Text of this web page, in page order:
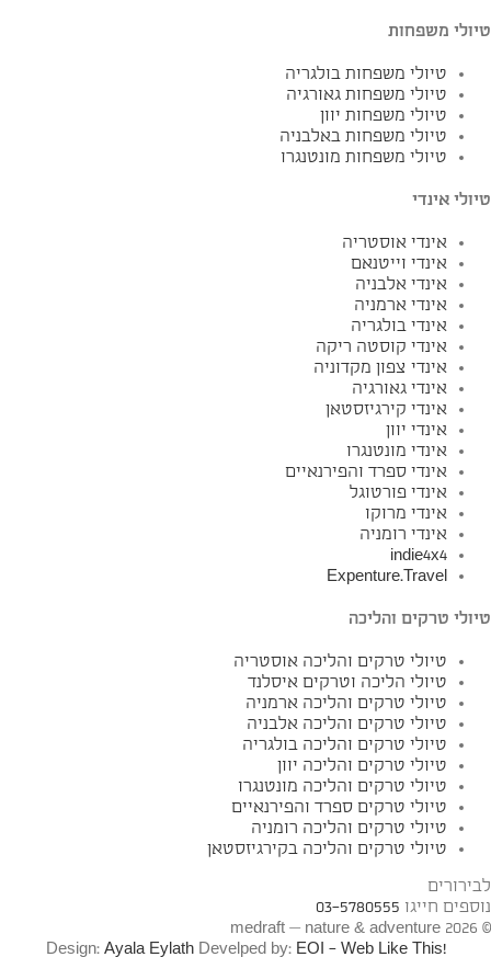
טיולי משפחות
טיולי משפחות בולגריה
טיולי משפחות גאורגיה
טיולי משפחות יוון
טיולי משפחות באלבניה
טיולי משפחות מונטנגרו
טיולי אינדי
אינדי אוסטריה
אינדי וייטנאם
אינדי אלבניה
אינדי ארמניה
אינדי בולגריה
אינדי קוסטה ריקה
אינדי צפון מקדוניה
אינדי גאורגיה
אינדי קירגיזסטאן
אינדי יוון
אינדי מונטנגרו
אינדי ספרד והפירנאיים
אינדי פורטוגל
אינדי מרוקו
אינדי רומניה
indie4x4
Expenture.Travel
טיולי טרקים והליכה
טיולי טרקים והליכה אוסטריה
טיולי הליכה וטרקים איסלנד
טיולי טרקים והליכה ארמניה
טיולי טרקים והליכה אלבניה
טיולי טרקים והליכה בולגריה
טיולי טרקים והליכה יוון
טיולי טרקים והליכה מונטנגרו
טיולי טרקים ספרד והפירנאיים
טיולי טרקים והליכה רומניה
טיולי טרקים והליכה בקירגיזסטאן
לבירורים
נוספים חייגו 03-5780555
© 2026 medraft — nature & adventure
Design: Ayala EylathDevelped by: EOI - Web Like This!